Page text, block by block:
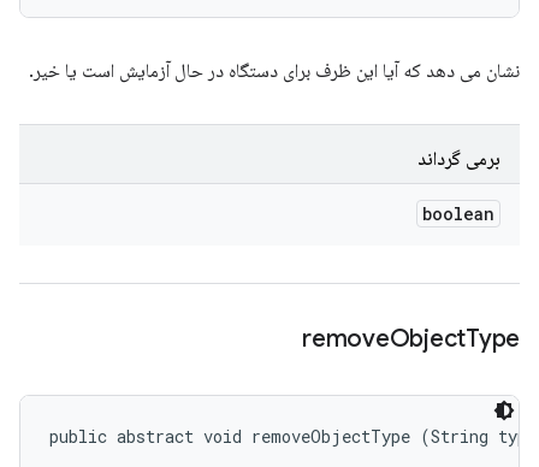
نشان می دهد که آیا این ظرف برای دستگاه در حال آزمایش است یا خیر.
برمی گرداند
boolean
removeObjectType
public abstract void removeObjectType (String